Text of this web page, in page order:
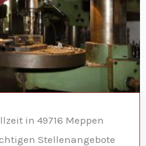
in 49716 Meppen
Stellenangebote